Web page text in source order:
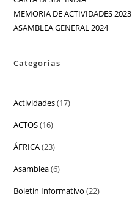
MEMORIA DE ACTIVIDADES 2023
ASAMBLEA GENERAL 2024
Categorias
Actividades(17)
ACTOS(16)
ÁFRICA(23)
Asamblea(6)
Boletín Informativo (22)